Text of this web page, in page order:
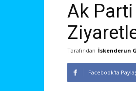
Ak Parti
Tarafından İskenderun
Facebook'ta